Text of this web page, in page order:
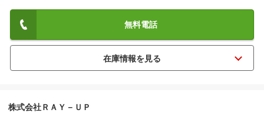
無料電話
株式会社ＲＡＹ－ＵＰ